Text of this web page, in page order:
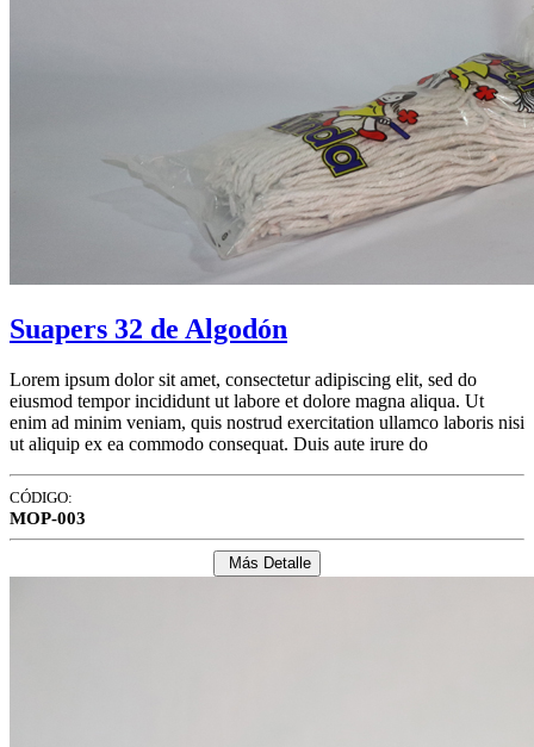
Suapers 32 de Algodón
Lorem ipsum dolor sit amet, consectetur adipiscing elit, sed do
eiusmod tempor incididunt ut labore et dolore magna aliqua. Ut
enim ad minim veniam, quis nostrud exercitation ullamco laboris nisi
ut aliquip ex ea commodo consequat. Duis aute irure do
CÓDIGO:
MOP-003
Más Detalle